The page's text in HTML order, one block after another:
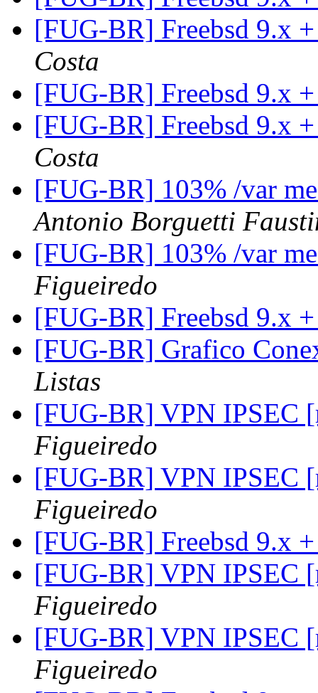
[FUG-BR] Freebsd 9.x
Costa
[FUG-BR] Freebsd 9.x
[FUG-BR] Freebsd 9.x
Costa
[FUG-BR] 103% /var
Antonio Borguetti
[FUG-BR] 103% /var
Figueiredo
[FUG-BR] Freebsd 9.x
[FUG-BR] Grafico
Listas
[FUG-BR] VPN IPSEC
Figueiredo
[FUG-BR] VPN IPSEC
Figueiredo
[FUG-BR] Freebsd 9.x
[FUG-BR] VPN IPSEC
Figueiredo
[FUG-BR] VPN IPSEC
Figueiredo